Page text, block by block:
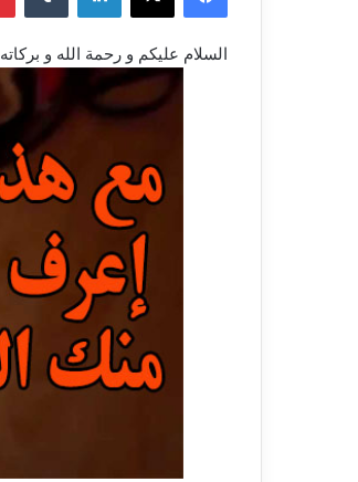
السلام عليكم و رحمة الله و بركاته